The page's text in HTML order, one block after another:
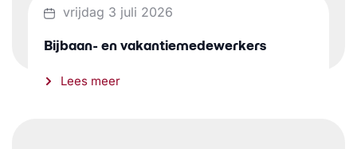
vrijdag 3 juli 2026
Bijbaan- en vakantiemedewerkers
Lees meer